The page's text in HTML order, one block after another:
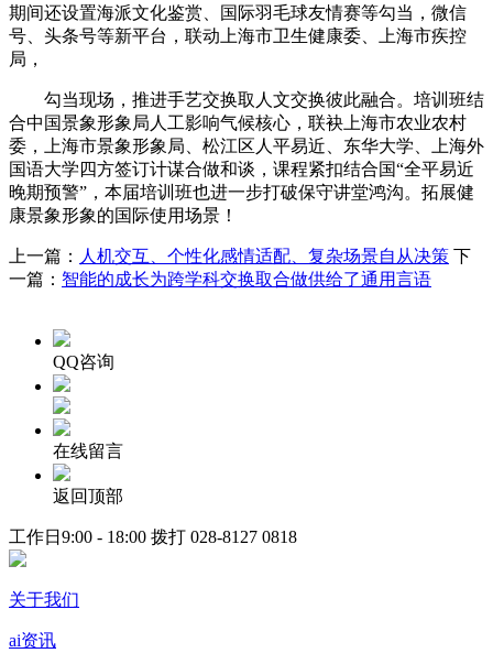
期间还设置海派文化鉴赏、国际羽毛球友情赛等勾当，微信
号、头条号等新平台，联动上海市卫生健康委、上海市疾控
局，
勾当现场，推进手艺交换取人文交换彼此融合。培训班结
合中国景象形象局人工影响气候核心，联袂上海市农业农村
委，上海市景象形象局、松江区人平易近、东华大学、上海外
国语大学四方签订计谋合做和谈，课程紧扣结合国“全平易近
晚期预警”，本届培训班也进一步打破保守讲堂鸿沟。拓展健
康景象形象的国际使用场景！
上一篇： 人机交互、个性化感情适配、复杂场景自从决策 下
一篇： 智能的成长为跨学科交换取合做供给了通用言语
QQ咨询
在线留言
返回顶部
工作日9:00 - 18:00 拨打 028-8127 0818
关于我们
ai资讯